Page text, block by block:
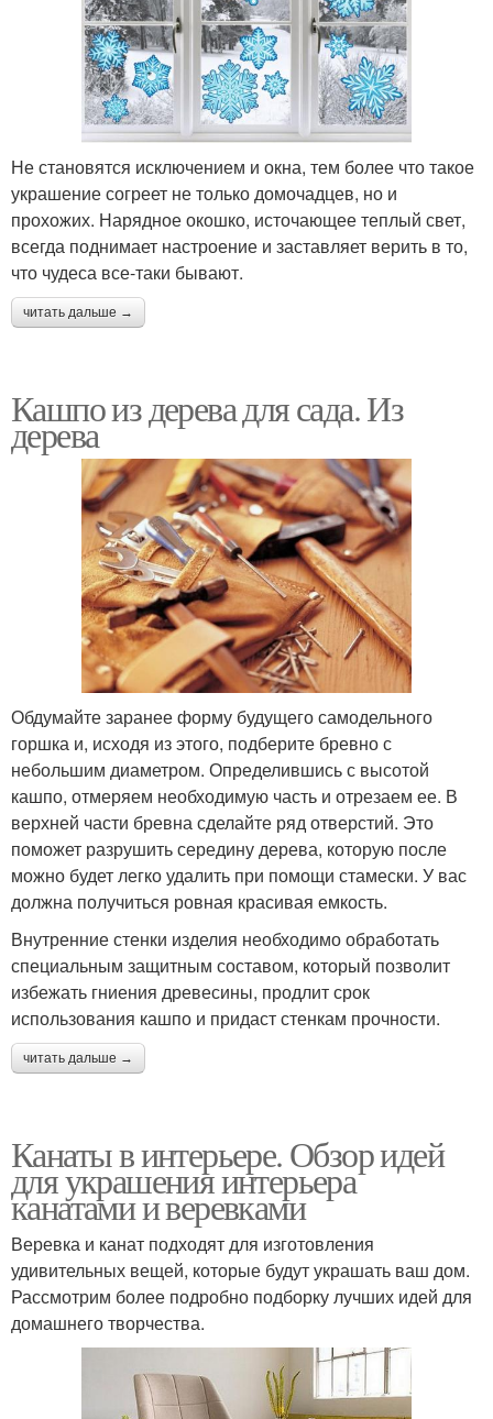
Не становятся исключением и окна, тем более что такое
украшение согреет не только домочадцев, но и
прохожих. Нарядное окошко, источающее теплый свет,
всегда поднимает настроение и заставляет верить в то,
что чудеса все-таки бывают.
читать дальше →
Кашпо из дерева для сада. Из
дерева
Обдумайте заранее форму будущего самодельного
горшка и, исходя из этого, подберите бревно с
небольшим диаметром. Определившись с высотой
кашпо, отмеряем необходимую часть и отрезаем ее. В
верхней части бревна сделайте ряд отверстий. Это
поможет разрушить середину дерева, которую после
можно будет легко удалить при помощи стамески. У вас
должна получиться ровная красивая емкость.
Внутренние стенки изделия необходимо обработать
специальным защитным составом, который позволит
избежать гниения древесины, продлит срок
использования кашпо и придаст стенкам прочности.
читать дальше →
Канаты в интерьере. Обзор идей
для украшения интерьера
канатами и веревками
Веревка и канат подходят для изготовления
удивительных вещей, которые будут украшать ваш дом.
Рассмотрим более подробно подборку лучших идей для
домашнего творчества.